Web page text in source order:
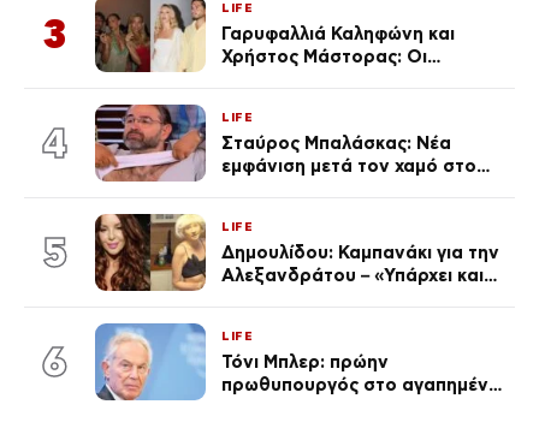
3
LIFE
Γαρυφαλλιά Καληφώνη και
Χρήστος Μάστορας: Οι
απαρατήρητη
4
LIFE
Σταύρος Μπαλάσκας: Νέα
εμφάνιση μετά τον χαμό στο
5
LIFE
Δημουλίδου: Καμπανάκι για την
Αλεξανδράτου – «Υπάρχει και
6
LIFE
Τόνι Μπλερ: πρώην
πρωθυπουργός στο αγαπημένο